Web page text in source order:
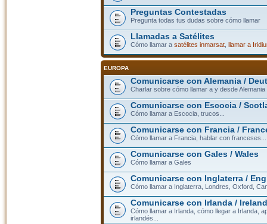
Preguntas Contestadas
Pregunta todas tus dudas sobre cómo llamar
Llamadas a Satélites
Cómo llamar a satélites inmarsat, llamar a
EUROPA
Comunicarse con Alemania /
Charlar sobre cómo llamar a y desde Alemania
Comunicarse con Escocia /
Cómo llamar a Escocia, trucos...
Comunicarse con Francia /
Cómo llamar a Francia, hablar con franceses...
Comunicarse con Gales / Wales
Cómo llamar a Gales
Comunicarse con Inglaterra /
Cómo llamar a Inglaterra, Londres, Oxford,
Comunicarse con Irlanda / Ireland
Cómo llamar a Irlanda, cómo llegar a Irlanda,
irlandés...